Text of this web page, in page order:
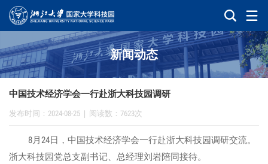
新闻动态
中国技术经济学会一行赴浙大科技园调研
发布时间：2024-08-25 阅读数：7623次
8月24日，中国技术经济学会一行赴浙大科技园调研交流。
浙大科技园党总支副书记、总经理刘岩陪同接待。